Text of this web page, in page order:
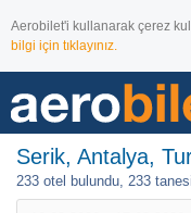
Aerobilet'i kullanarak çerez
bilgi için tıklayınız.
Serik, Antalya,
233 otel bulundu, 233